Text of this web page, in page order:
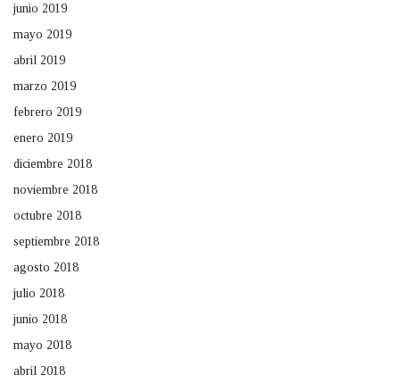
junio 2019
mayo 2019
abril 2019
marzo 2019
febrero 2019
enero 2019
diciembre 2018
noviembre 2018
octubre 2018
septiembre 2018
agosto 2018
julio 2018
junio 2018
mayo 2018
abril 2018